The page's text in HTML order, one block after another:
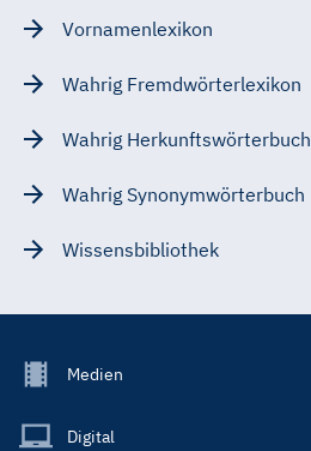
Vornamenlexikon
Wahrig Fremdwörterlexikon
Wahrig Herkunftswörterbuch
Wahrig Synonymwörterbuch
Wissensbibliothek
Footer
Main
Medien
Digital